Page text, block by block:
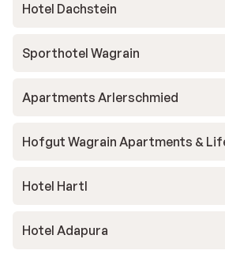
Hotel Dachstein
Sporthotel Wagrain
Apartments Arlerschmied
Hofgut Wagrain Apartments &
Hotel Hartl
Hotel Adapura